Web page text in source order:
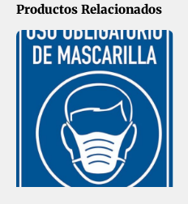
Productos Relacionados